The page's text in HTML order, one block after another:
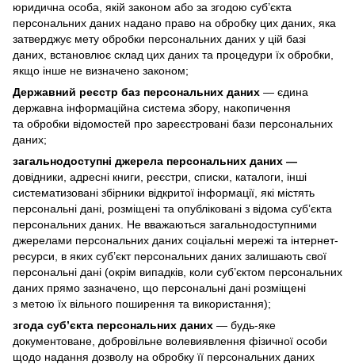
юридична особа, якій законом або за згодою суб’єкта
персональних даних надано право на обробку цих даних, яка
затверджує мету обробки персональних даних у цій базі
даних, встановлює склад цих даних та процедури їх обробки,
якщо інше не визначено законом;
Державний реєстр баз персональних даних — єдина
державна інформаційна система збору, накопичення
та обробки відомостей про зареєстровані бази персональних
даних;
загальнодоступні джерела персональних даних —
довідники, адресні книги, реєстри, списки, каталоги, інші
систематизовані збірники відкритої інформації, які містять
персональні дані, розміщені та опубліковані з відома суб’єкта
персональних даних. Не вважаються загальнодоступними
джерелами персональних даних соціальні мережі та інтернет-
ресурси, в яких суб’єкт персональних даних залишають свої
персональні дані (окрім випадків, коли суб’єктом персональних
даних прямо зазначено, що персональні дані розміщені
з метою їх вільного поширення та використання);
згода суб’єкта персональних даних — будь-яке
документоване, добровільне волевиявлення фізичної особи
щодо надання дозволу на обробку її персональних даних